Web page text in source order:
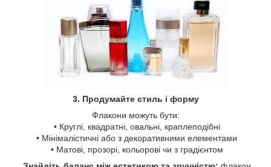
3. Продумайте стиль і форму
Флакони можуть бути:
• Круглі, квадратні, овальні, краплеподібні
• Мінімалістичні або з декоративними елементами
• Матові, прозорі, кольорові чи з градієнтом